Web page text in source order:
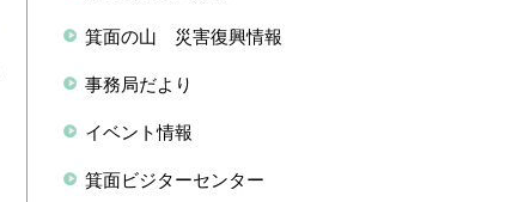
箕面の山 災害復興情報
事務局だより
イベント情報
箕面ビジターセンター